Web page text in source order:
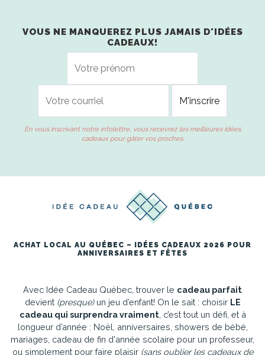
VOUS NE MANQUEREZ PLUS JAMAIS D'IDÉES
CADEAUX!
En vous inscrivant notre infolettre, vous recevrez les meilleures idées
cadeaux pour gâter vos proches.
ACHAT LOCAL AU QUÉBEC – IDÉES CADEAUX 2026 POUR
ANNIVERSAIRES ET FÊTES
Avec Idée Cadeau Québec, trouver le cadeau parfait
devient (presque)un jeu d’enfant! On le sait : choisir LE
cadeau qui surprendra vraiment, c’est tout un défi, et à
longueur d’année : Noël, anniversaires, showers de bébé,
mariages, cadeau de fin d'année scolaire pour un professeur,
ou simplement pour faire plaisir (sans oublier les cadeaux de